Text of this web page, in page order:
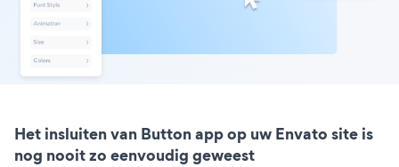
Het insluiten van Button app op uw Envato site is
nog nooit zo eenvoudig geweest